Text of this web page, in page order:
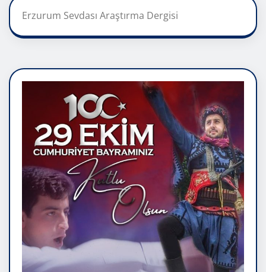
Erzurum Sevdası Araştırma Dergisi